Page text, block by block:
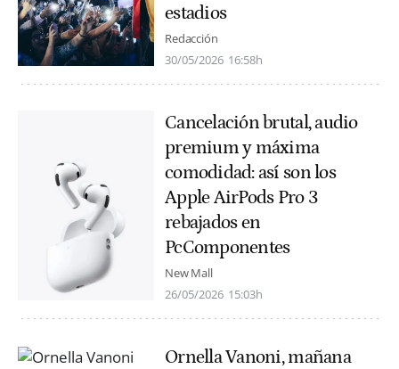
estadios
Redacción
30/05/2026 16:58h
Cancelación brutal, audio
premium y máxima
comodidad: así son los
Apple AirPods Pro 3
rebajados en
PcComponentes
New Mall
26/05/2026 15:03h
Ornella Vanoni, mañana